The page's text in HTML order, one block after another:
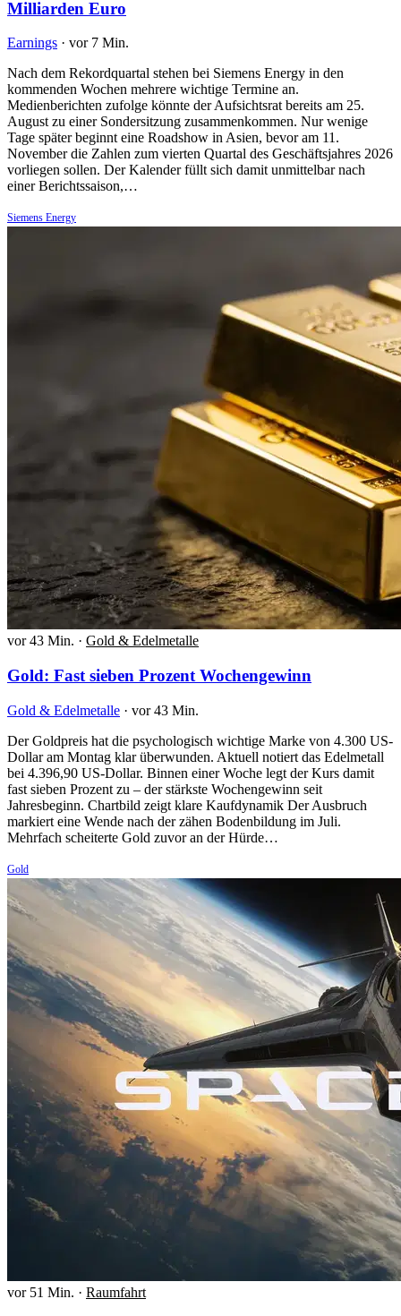
Milliarden Euro
Earnings · vor 7 Min.
Nach dem Rekordquartal stehen bei Siemens Energy in den
kommenden Wochen mehrere wichtige Termine an.
Medienberichten zufolge könnte der Aufsichtsrat bereits am 25.
August zu einer Sondersitzung zusammenkommen. Nur wenige
Tage später beginnt eine Roadshow in Asien, bevor am 11.
November die Zahlen zum vierten Quartal des Geschäftsjahres 2026
vorliegen sollen. Der Kalender füllt sich damit unmittelbar nach
einer Berichtssaison,…
Siemens Energy
vor 43 Min. · Gold & Edelmetalle
Gold: Fast sieben Prozent Wochengewinn
Gold & Edelmetalle · vor 43 Min.
Der Goldpreis hat die psychologisch wichtige Marke von 4.300 US-
Dollar am Montag klar überwunden. Aktuell notiert das Edelmetall
bei 4.396,90 US-Dollar. Binnen einer Woche legt der Kurs damit
fast sieben Prozent zu – der stärkste Wochengewinn seit
Jahresbeginn. Chartbild zeigt klare Kaufdynamik Der Ausbruch
markiert eine Wende nach der zähen Bodenbildung im Juli.
Mehrfach scheiterte Gold zuvor an der Hürde…
Gold
vor 51 Min. · Raumfahrt